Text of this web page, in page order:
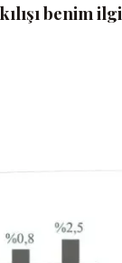
benim ilgi